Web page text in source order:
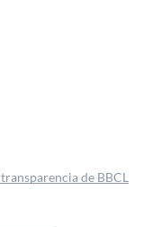
de BBCL